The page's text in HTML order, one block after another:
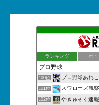
ランキング ポイ
100位 プロ野球あれ
101位 スワローズ観
102位 やきゅそく速報